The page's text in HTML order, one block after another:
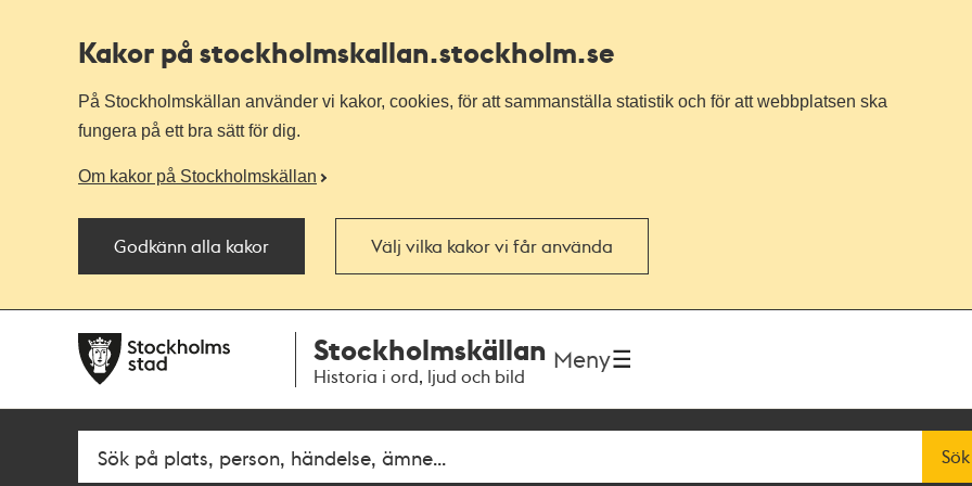
Kakor på stockholmskallan.stockholm.se
På Stockholmskällan använder vi kakor, cookies, för att sammanställa statistik och för att webbplatsen ska
fungera på ett bra sätt för dig.
Om kakor på Stockholmskällan
Godkänn alla kakor Välj vilka kakor vi får använda
navigationen
huvudinnehållet
Stockholmskällan
Historia i ord, ljud och bild
Meny
Fritextsök Sök